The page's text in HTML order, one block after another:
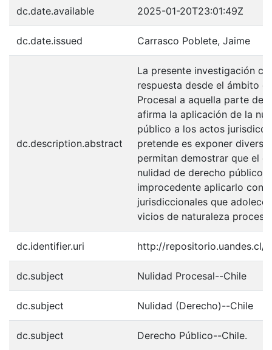
dc.date.available 2025-01-20T23:01:49Z
dc.date.issued Carrasco Poblete, Jaime
dc.description.abstract
La presente investigación
respuesta desde el ámbito
Procesal a aquella parte de
afirma la aplicación de la
público a los actos
pretende es exponer
permitan demostrar que el
nulidad de derecho público
improcedente aplicarlo
jurisdiccionales que
vicios de naturaleza
dc.identifier.uri http://repositorio.uandes.cl/
dc.subject Nulidad Procesal--Chile
dc.subject Nulidad (Derecho)--Chile
dc.subject Derecho Público--Chile.